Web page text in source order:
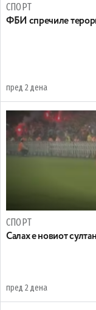
СПОРТ
ФБИ спречиле
пред 2 дена
СПОРТ
Салах е новиот
пред 2 дена